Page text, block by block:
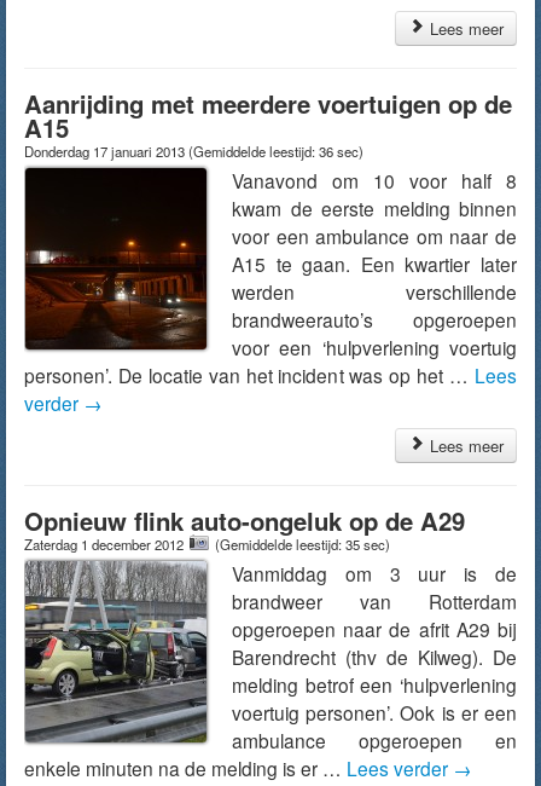
Lees meer
Aanrijding met meerdere voertuigen op de
A15
Donderdag 17 januari 2013(Gemiddelde leestijd: 36 sec)
Vanavond om 10 voor half 8
kwam de eerste melding binnen
voor een ambulance om naar de
A15 te gaan. Een kwartier later
werden verschillende
brandweerauto’s opgeroepen
voor een ‘hulpverlening voertuig
personen’. De locatie van het incident was op het … Lees
verder →
Lees meer
Opnieuw flink auto-ongeluk op de A29
Zaterdag 1 december 2012 (Gemiddelde leestijd: 35 sec)
Vanmiddag om 3 uur is de
brandweer van Rotterdam
opgeroepen naar de afrit A29 bij
Barendrecht (thv de Kilweg). De
melding betrof een ‘hulpverlening
voertuig personen’. Ook is er een
ambulance opgeroepen en
enkele minuten na de melding is er … Lees verder →